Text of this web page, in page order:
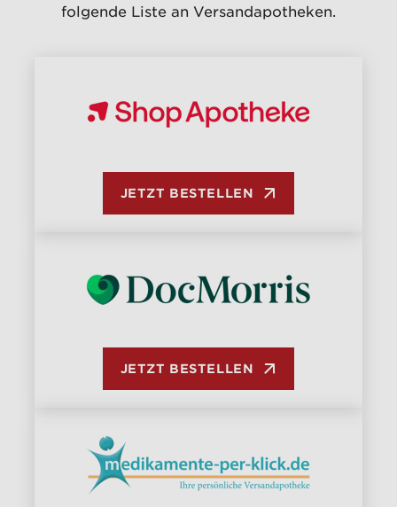
folgende Liste an Versandapotheken.
JETZT BESTELLEN
JETZT BESTELLEN